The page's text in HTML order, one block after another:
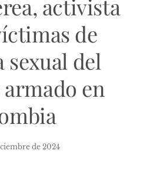
activista
de
del
en
de 2024